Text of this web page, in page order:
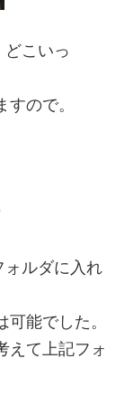
こいっ
ので。
ルダに入れ
能でした。
えて上記フォ